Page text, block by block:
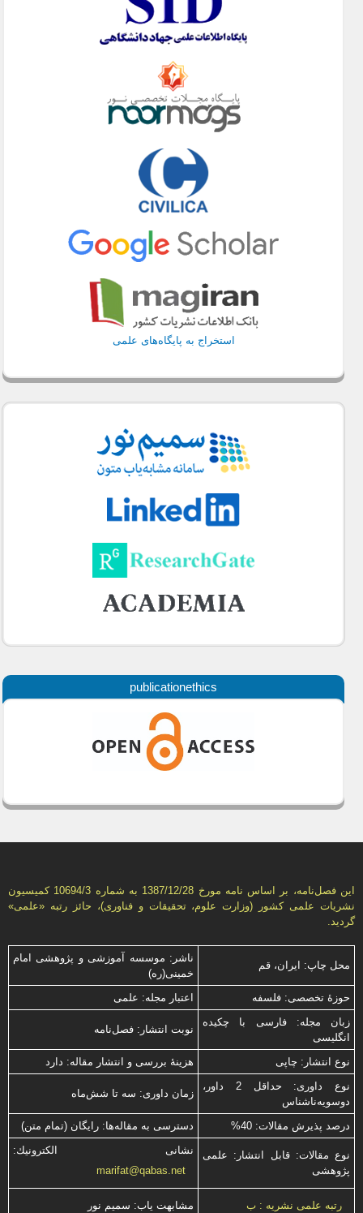
استخراج به پایگاه‌های علمی
publicationethics
این فصل‌نامه، بر اساس نامه مورخ 1387/12/28 به شماره 10694/3 كمیسیون
نشریات علمی كشور (وزارت علوم، تحقیقات و فناوری)، حائز رتبه «علمی»
گردید.
محل چاپ: ایران، قم
ناشر: موسسه آموزشی و پژوهشی امام
خمینی(ره)
حوزۀ تخصصی: فلسفه
اعتبار مجله: علمی
زبان مجله: فارسی با چكیده
انگلیسی
نوبت انتشار: فصل‌نامه
نوع انتشار: چاپی
هزینۀ بررسی و انتشار مقاله: دارد
نوع داوری: حداقل 2 داور،
دوسویه‌ناشناس
زمان داوری: سه تا شش‌ماه
درصد پذیرش مقالات: 40% دسترسی به مقاله‌ها: رایگان (تمام متن)
نوع مقالات: قابل انتشار: علمی
پژوهشی
نشانی الكترونیك:
marifat@qabas.net
رتبه علمی نشریه : ب مشابهت ياب: سميم نور